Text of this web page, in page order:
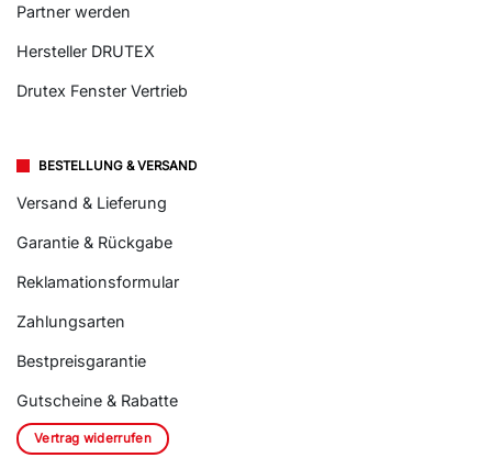
Partner werden
Hersteller DRUTEX
Drutex Fenster Vertrieb
BESTELLUNG & VERSAND
Versand & Lieferung
Garantie & Rückgabe
Reklamationsformular
Zahlungsarten
Bestpreisgarantie
Gutscheine & Rabatte
Vertrag widerrufen